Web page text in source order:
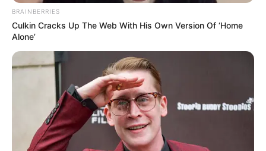
BRAINBERRIES
Culkin Cracks Up The Web With His Own Version Of ‘Home
Alone’